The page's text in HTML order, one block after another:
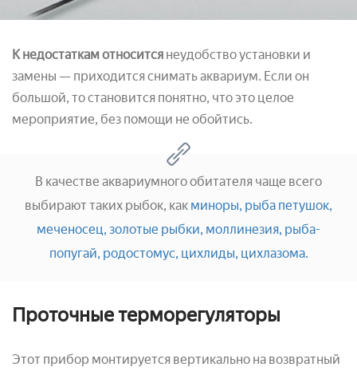
К недостаткам относится неудобство установки и
замены — приходится снимать аквариум. Если он
большой, то становится понятно, что это целое
мероприятие, без помощи не обойтись.
В качестве аквариумного обитателя чаще всего
выбирают таких рыбок, как миноры, рыба петушок,
меченосец, золотые рыбки, моллинезия, рыба-
попугай, родостомус, цихлиды, цихлазома.
Проточные терморегуляторы
Этот прибор монтируется вертикально на возвратный